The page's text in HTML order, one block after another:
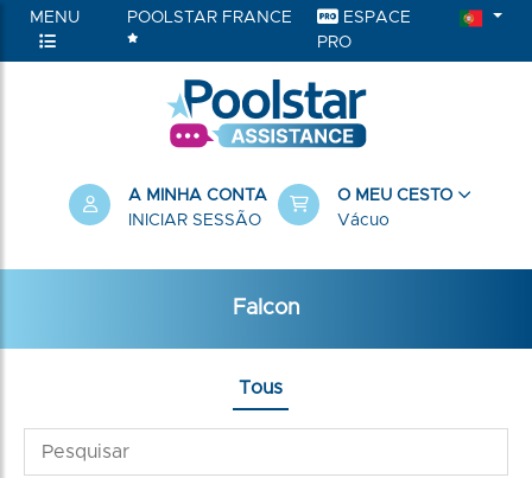
MENU POOLSTAR FRANCE
ESPACE
PRO
A MINHA CONTA
INICIAR SESSÃO
O MEU CESTO
Vácuo
Falcon
Tous